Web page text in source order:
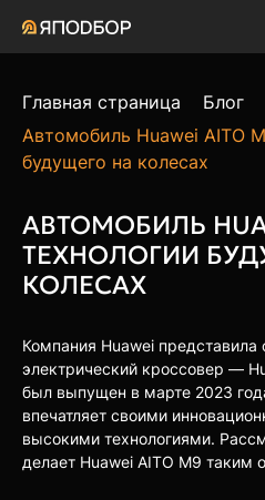
Главная страница
Блог
Автомобиль Huawei AITO
будущего на колесах
АВТОМОБИЛЬ
ТЕХНОЛОГИИ
КОЛЕСАХ
Компания Huawei
электрический кроссовер —
был выпущен в марте 2023
впечатляет своими
высокими технологиями.
делает Huawei AITO M9 таким